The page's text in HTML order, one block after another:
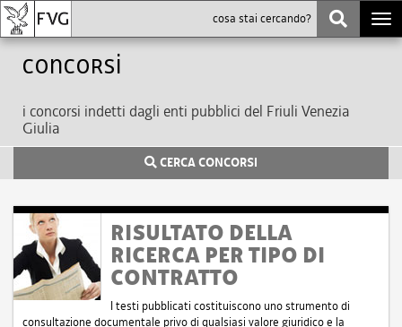
Concorsi
i concorsi indetti dagli enti pubblici del Friuli Venezia
Giulia
CERCA CONCORSI
RISULTATO DELLA
RICERCA PER TIPO DI
CONTRATTO
I testi pubblicati costituiscono uno strumento di
consultazione documentale privo di qualsiasi valore giuridico e la